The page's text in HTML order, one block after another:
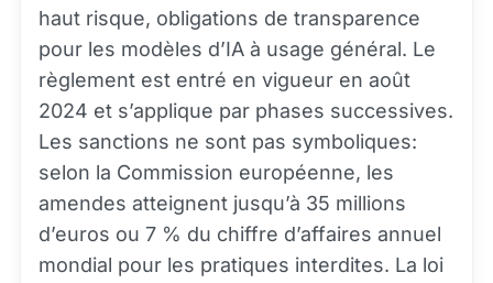
haut risque, obligations de transparence
pour les modèles d’IA à usage général. Le
règlement est entré en vigueur en août
2024 et s’applique par phases successives.
Les sanctions ne sont pas symboliques:
selon la Commission européenne, les
amendes atteignent jusqu’à 35 millions
d’euros ou 7 % du chiffre d’affaires annuel
mondial pour les pratiques interdites. La loi